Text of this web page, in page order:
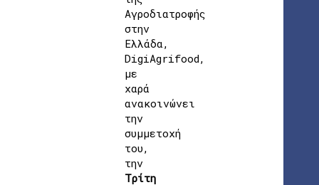
Αγροδιατροφής
στην
Ελλάδα,
DigiAgrifood,
με
χαρά
ανακοινώνει
την
συμμετοχή
του,
την
Τρίτη